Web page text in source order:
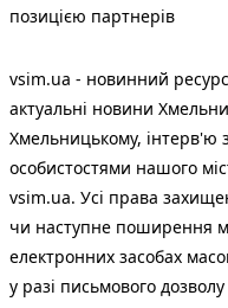
позицією партнерів
vsim.ua - новинний
актуальні новини
Хмельницькому, інтерв'ю
особистостями нашого
vsim.ua. Усі права
чи наступне поширення
електронних засобах
у разі письмового